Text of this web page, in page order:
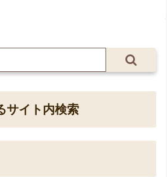
サイト内検索